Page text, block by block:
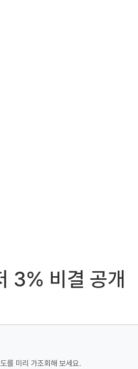
3% 비결 공개
를 미리 가조회해 보세요.